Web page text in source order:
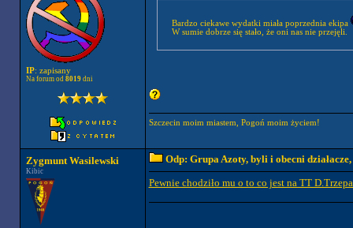
IP: zapisany
Na forum od 8019dni
Bardzo ciekawe wydatki miała poprzednia ekipa
W sumie dobrze się stało, że oni nas nie przejęli.
Szczecin moim miastem, Pogoń moim życiem!
Zygmunt Wasilewski
Kibic
Odp: Grupa Azoty, byli i obecni działacze,
Pewnie chodziło mu o to co jest na TT